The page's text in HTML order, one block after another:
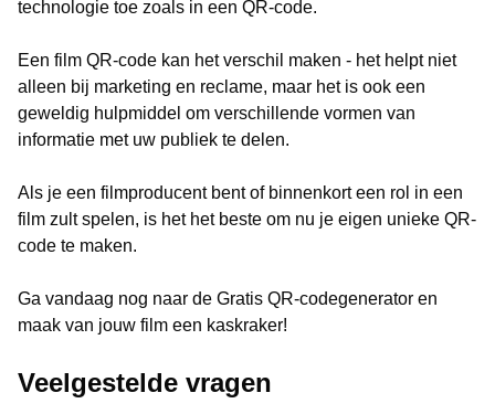
technologie toe zoals in een QR-code.
Een film QR-code kan het verschil maken - het helpt niet
alleen bij marketing en reclame, maar het is ook een
geweldig hulpmiddel om verschillende vormen van
informatie met uw publiek te delen.
Als je een filmproducent bent of binnenkort een rol in een
film zult spelen, is het het beste om nu je eigen unieke QR-
code te maken.
Ga vandaag nog naar de Gratis QR-codegenerator en
maak van jouw film een kaskraker!
Veelgestelde vragen